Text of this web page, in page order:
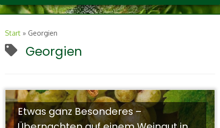
Start » Georgien
Georgien
Etwas ganz Besonderes –